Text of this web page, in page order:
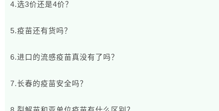
4.选3价还是4价？
5.疫苗还有货吗？
6.进口的流感疫苗真没有了吗？
7.长春的疫苗安全吗？